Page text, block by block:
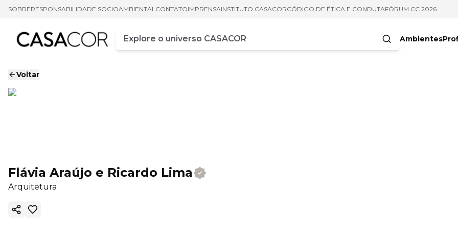
SOBRERESPONSABILIDADE SOCIOAMBIENTALCONTATOIMPRENSAINSTITUTO CASACORCÓDIGO DE ÉTICA E CONDUTAFÓRUM CC 2026
Campo de busca
Digite pelo menos três caracteres
Ambientes
Voltar
Flávia Araújo e Ricardo Lima
Arquitetura
Copiar link